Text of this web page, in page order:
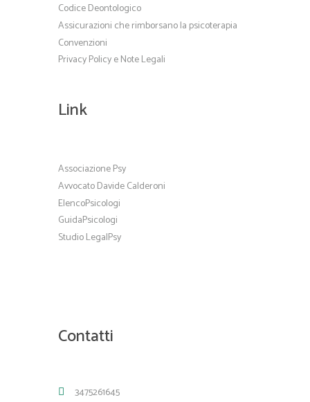
Codice Deontologico
Assicurazioni che rimborsano la psicoterapia
Convenzioni
Privacy Policy e Note Legali
Link
Associazione Psy
Avvocato Davide Calderoni
ElencoPsicologi
GuidaPsicologi
Studio LegalPsy
Contatti
3475261645